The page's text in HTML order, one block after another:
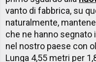
vanto di fabbrica, su
naturalmente,
che ne hanno
nel nostro paese con
Lunga 4,55 metri per